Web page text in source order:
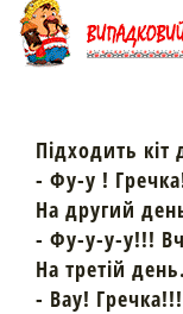
Підходить
- Фу-у !
На другий
- Фу-у-у-у!!!
На третій день.
- Вау! Гречка!!!